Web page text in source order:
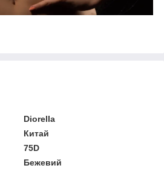
Diorella
Китай
75D
Бежевий